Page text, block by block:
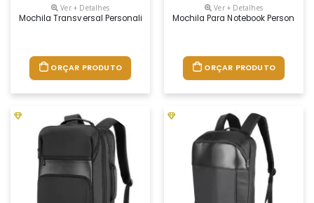
Ver + Detalhes
Mochila Transversal Personalizada
ORÇAR PRODUTO
Ver + Detalhes
Mochila Para Notebook
ORÇAR PRODUTO